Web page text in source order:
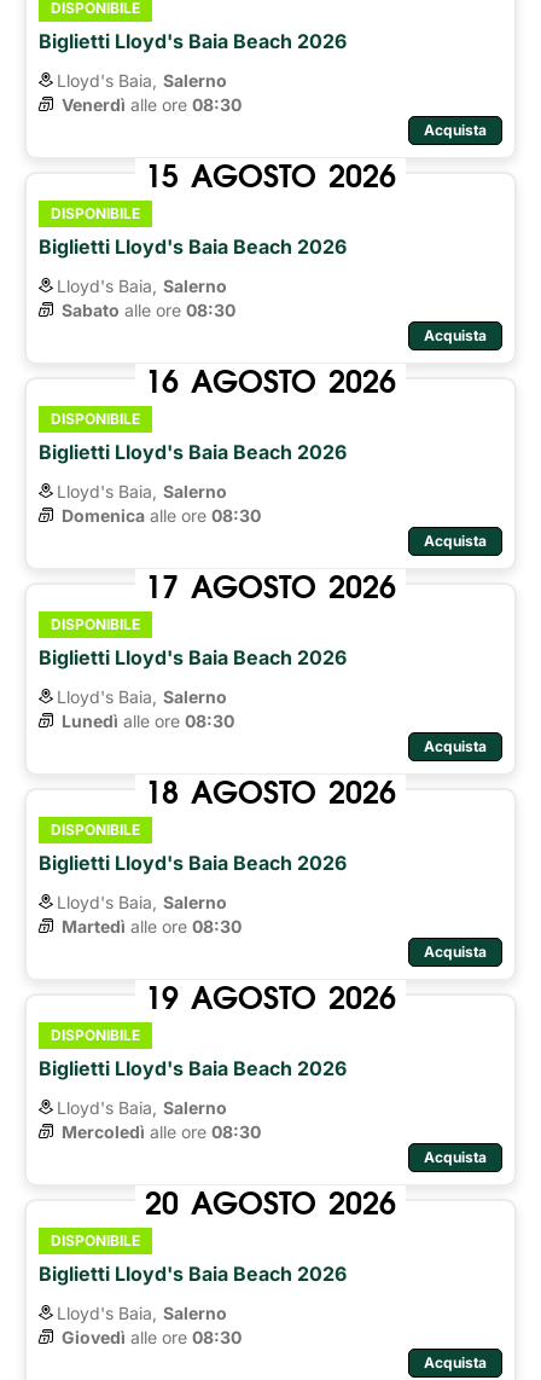
DISPONIBILE
Biglietti Lloyd's Baia Beach 2026
Lloyd's Baia, Salerno
Venerdì alle ore 08:30
Acquista
15 AGOSTO 2026
DISPONIBILE
Biglietti Lloyd's Baia Beach 2026
Lloyd's Baia, Salerno
Sabato alle ore 08:30
Acquista
16 AGOSTO 2026
DISPONIBILE
Biglietti Lloyd's Baia Beach 2026
Lloyd's Baia, Salerno
Domenica alle ore 08:30
Acquista
17 AGOSTO 2026
DISPONIBILE
Biglietti Lloyd's Baia Beach 2026
Lloyd's Baia, Salerno
Lunedì alle ore 08:30
Acquista
18 AGOSTO 2026
DISPONIBILE
Biglietti Lloyd's Baia Beach 2026
Lloyd's Baia, Salerno
Martedì alle ore 08:30
Acquista
19 AGOSTO 2026
DISPONIBILE
Biglietti Lloyd's Baia Beach 2026
Lloyd's Baia, Salerno
Mercoledì alle ore 08:30
Acquista
20 AGOSTO 2026
DISPONIBILE
Biglietti Lloyd's Baia Beach 2026
Lloyd's Baia, Salerno
Giovedì alle ore 08:30
Acquista